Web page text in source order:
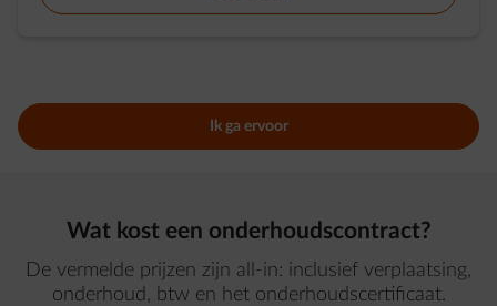
Ik ga ervoor
Wat kost een onderhoudscontract?
De vermelde prijzen zijn all-in: inclusief verplaatsing,
onderhoud, btw en het onderhoudscertificaat.